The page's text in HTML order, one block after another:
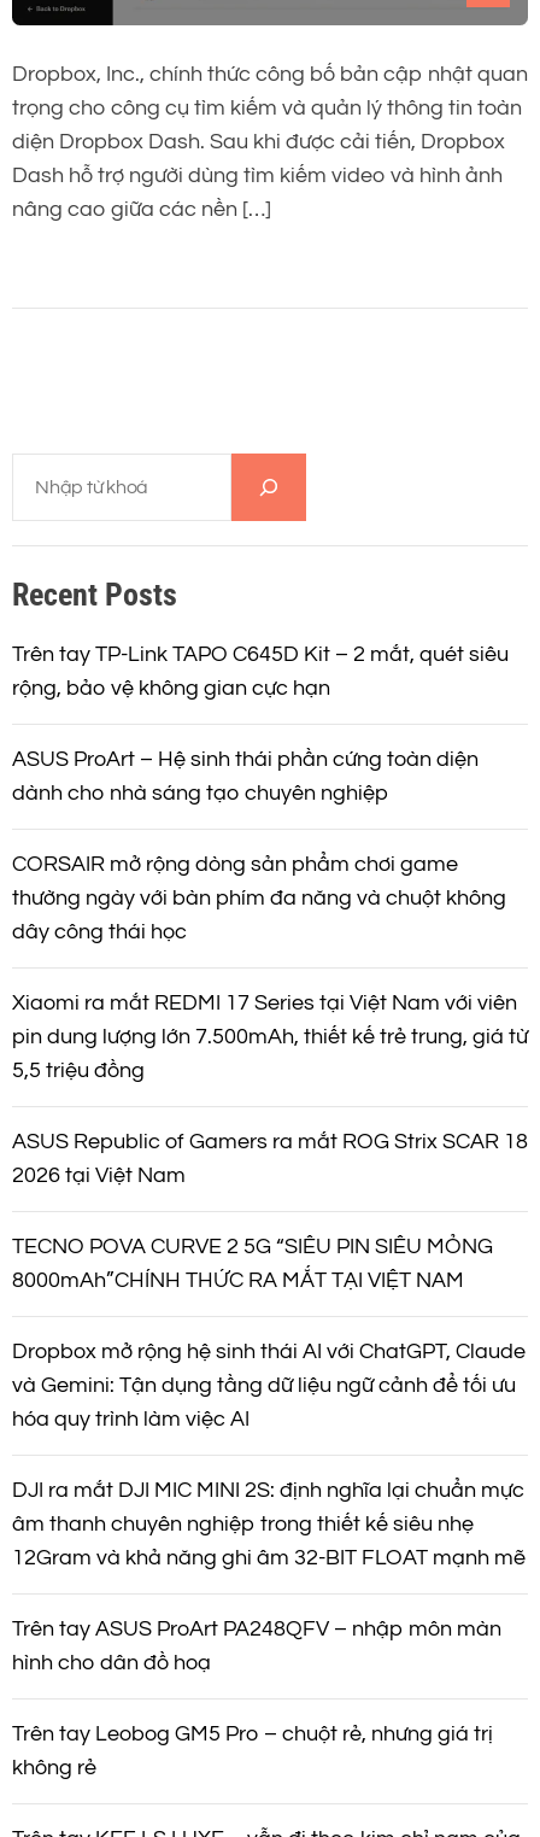
Dropbox, Inc., chính thức công bố bản cập nhật quan
trọng cho công cụ tìm kiếm và quản lý thông tin toàn
diện Dropbox Dash. Sau khi được cải tiến, Dropbox
Dash hỗ trợ người dùng tìm kiếm video và hình ảnh
nâng cao giữa các nền […]
m
i
m
Recent Posts
Trên tay TP-Link TAPO C645D Kit – 2 mắt, quét siêu
rộng, bảo vệ không gian cực hạn
ASUS ProArt – Hệ sinh thái phần cứng toàn diện
dành cho nhà sáng tạo chuyên nghiệp
CORSAIR mở rộng dòng sản phẩm chơi game
thường ngày với bàn phím đa năng và chuột không
dây công thái học
Xiaomi ra mắt REDMI 17 Series tại Việt Nam với viên
pin dung lượng lớn 7.500mAh, thiết kế trẻ trung, giá từ
5,5 triệu đồng
ASUS Republic of Gamers ra mắt ROG Strix SCAR 18
2026 tại Việt Nam
TECNO POVA CURVE 2 5G “SIÊU PIN SIÊU MỎNG
8000mAh”CHÍNH THỨC RA MẮT TẠI VIỆT NAM
Dropbox mở rộng hệ sinh thái AI với ChatGPT, Claude
và Gemini: Tận dụng tầng dữ liệu ngữ cảnh để tối ưu
hóa quy trình làm việc AI
DJI ra mắt DJI MIC MINI 2S: định nghĩa lại chuẩn mực
âm thanh chuyên nghiệp trong thiết kế siêu nhẹ
12Gram và khả năng ghi âm 32-BIT FLOAT mạnh mẽ
Trên tay ASUS ProArt PA248QFV – nhập môn màn
hình cho dân đồ hoạ
Trên tay Leobog GM5 Pro – chuột rẻ, nhưng giá trị
không rẻ